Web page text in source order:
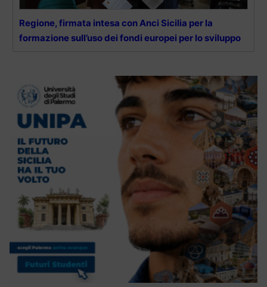
Regione, firmata intesa con Anci Sicilia per la
formazione sull’uso dei fondi europei per lo sviluppo